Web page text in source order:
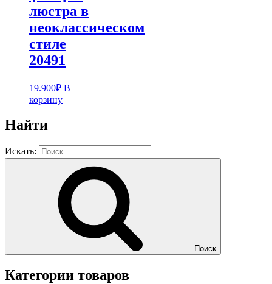
люстра в
неоклассическом
стиле
20491
19.900₽ В
корзину
Найти
Искать:
Поиск
Категории товаров